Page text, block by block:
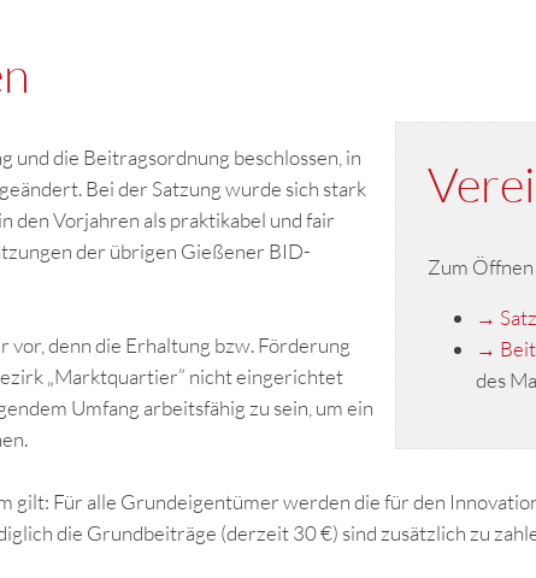
Zum
→
→
des
und die Beitragsordnung beschlossen, in
Bei der Satzung wurde sich stark
den Vorjahren als praktikabel und fair
der übrigen Gießener BID-
denn die Erhaltung bzw. Förderung
„Marktquartier” nicht eingerichtet
Umfang arbeitsfähig zu sein, um ein
gilt: Für alle Grundeigentümer werden die für den
die Grundbeiträge (derzeit 30 €) sind zusätzlich zu